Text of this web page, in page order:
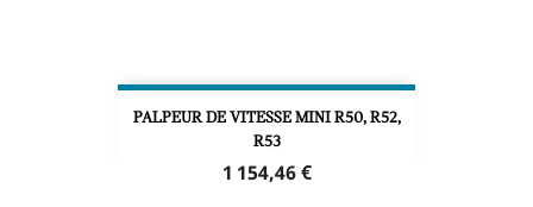
PALPEUR DE VITESSE MINI R50, R52,
R53
Prix
1 154,46 €